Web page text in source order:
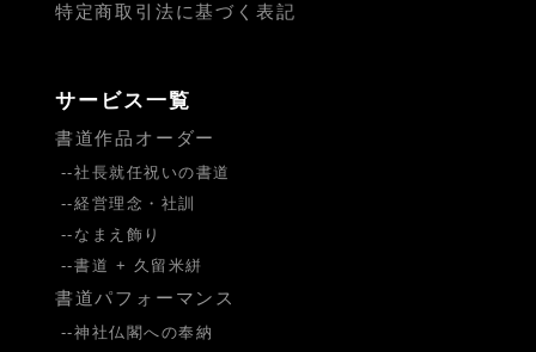
特定商取引法に基づく表記
サービス一覧
書道作品オーダー
社長就任祝いの書道
経営理念・社訓
なまえ飾り
書道 + 久留米絣
書道パフォーマンス
神社仏閣への奉納